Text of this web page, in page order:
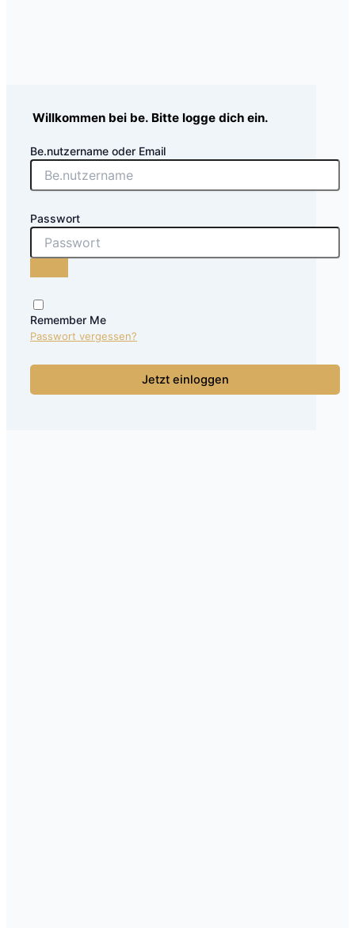
Willkommen bei be. Bitte logge dich ein.
Be.nutzername oder Email
Passwort
Remember Me
Passwort vergessen?
Jetzt einloggen